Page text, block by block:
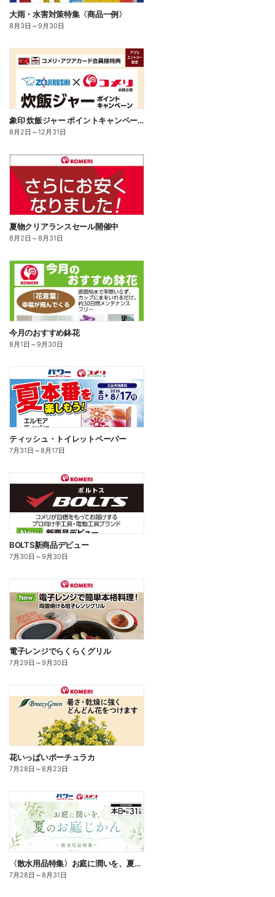
大雨・水害対策特集〈商品一例〉
8月3日 ～9月30日
象印 炊飯ジャー ポイントキャンペーン
8月2日 ～12月31日
夏物クリアランスセール開催中
8月2日 ～8月31日
今月のおすすめ鉢花
8月1日 ～9月30日
ティッシュ・トイレットペーパー
7月31日 ～8月17日
BOLTS新商品デビュー
7月30日 ～9月30日
電子レンジでらくらくグリル
7月29日 ～9月30日
花いっぱいポーチュラカ
7月28日 ～8月23日
〈散水用品特集〉お庭に潤いを、夏のお庭じかん
7月28日 ～8月31日